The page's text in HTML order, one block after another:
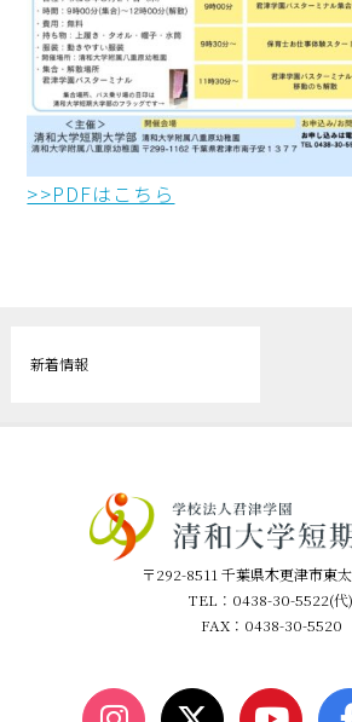
>>PDFはこちら
新着情報
〒292-8511 千葉県木更津市東
TEL：0438-30-5522(代)
FAX：0438-30-5520